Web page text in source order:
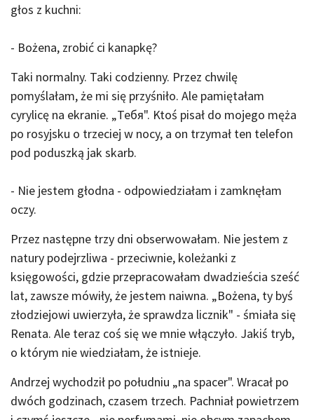
głos z kuchni:
- Bożena, zrobić ci kanapkę?
Taki normalny. Taki codzienny. Przez chwilę
pomyślałam, że mi się przyśniło. Ale pamiętałam
cyrylicę na ekranie. „Тебя". Ktoś pisał do mojego męża
po rosyjsku o trzeciej w nocy, a on trzymał ten telefon
pod poduszką jak skarb.
- Nie jestem głodna - odpowiedziałam i zamknęłam
oczy.
Przez następne trzy dni obserwowałam. Nie jestem z
natury podejrzliwa - przeciwnie, koleżanki z
księgowości, gdzie przepracowałam dwadzieścia sześć
lat, zawsze mówiły, że jestem naiwna. „Bożena, ty byś
złodziejowi uwierzyła, że sprawdza licznik" - śmiała się
Renata. Ale teraz coś się we mnie włączyło. Jakiś tryb,
o którym nie wiedziałam, że istnieje.
Andrzej wychodził po południu „na spacer". Wracał po
dwóch godzinach, czasem trzech. Pachniał powietrzem